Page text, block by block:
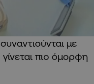
με
γίνεται πιο όμορφη